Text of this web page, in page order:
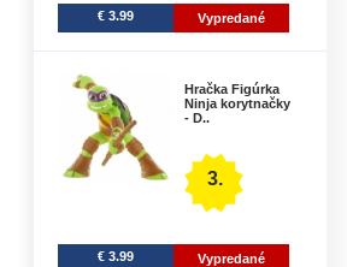
€ 3.99 Vypredané
Hračka Figúrka
Ninja korytnačky
- D..
3.
€ 3.99 Vypredané